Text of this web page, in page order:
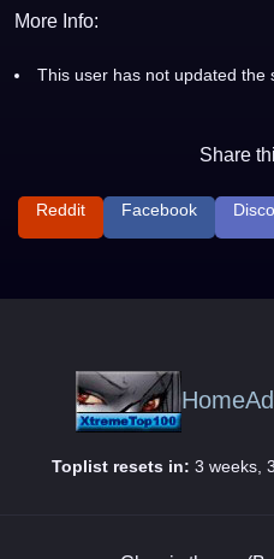
More Info:
This user has not updated the
Share
Reddit Facebook
Home
Toplist resets in: 3 weeks,